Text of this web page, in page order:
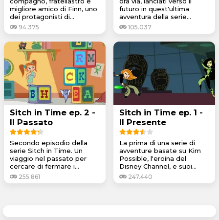
migliore amico di Finn, uno
dei protagonisti di...
94.375
futuro in quest'ultima
avventura della serie...
105.037
Sitch in Time ep. 2 -
Il Passato
Secondo episodio della
serie Sitch in Time. Un
viaggio nel passato per
cercare di fermare i...
255.861
Sitch in Time ep. 1 -
Il Presente
La prima di una serie di
avventure basate su Kim
Possible, l'eroina del
Disney Channel, e suoi...
247.440